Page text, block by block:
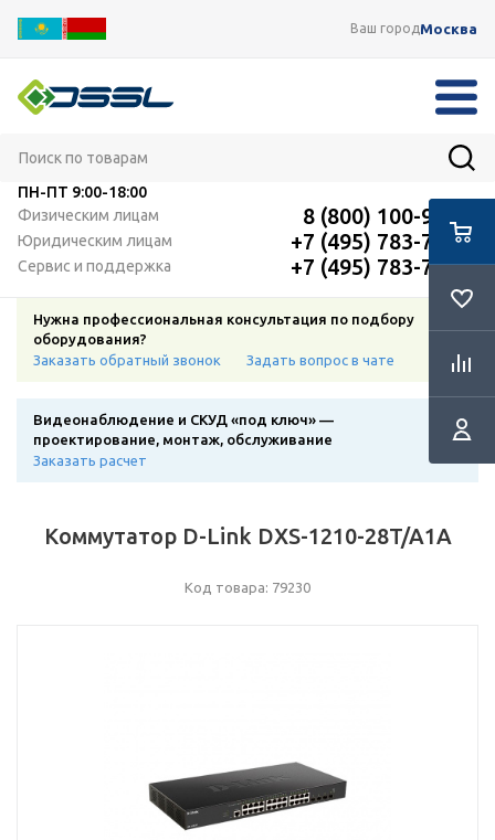
Ваш городМосква
ПН-ПТ 9:00-18:00
Физическим лицам
8 (800) 100-91-12
Юридическим лицам +7 (495) 783-72-87
Сервис и поддержка +7 (495) 783-72-87
Нужна профессиональная консультация по подбору
оборудования?
Заказать обратный звонок
Задать вопрос в чате
Видеонаблюдение и СКУД «под ключ» —
проектирование, монтаж, обслуживание
Заказать расчет
Коммутатор D-Link DXS-1210-28T/A1A
Код товара: 79230